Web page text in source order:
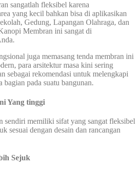
sangatlah fleksibel karena
yang kecil bahkan bisa di aplikasikan
Gedung, Lapangan Olahraga, dan
Membran ini sangat di
juga memasang tenda membran ini
para arsitektur masa kini sering
sebagai rekomendasi untuk melengkapi
bagian pada suatu bangunan.
Yang tinggi
sendiri memiliki sifat yang sangat fleksibel
sesuai dengan desain dan rancangan
Sejuk